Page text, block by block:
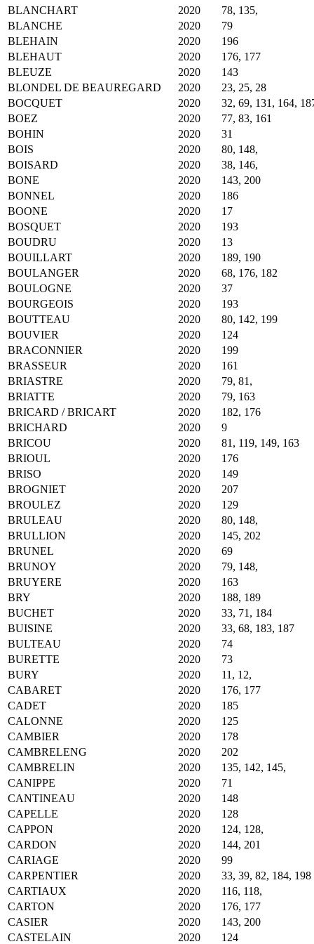
BLANCHART
2020
78, 135,
BLANCHE
2020
79
BLEHAIN
2020
196
BLEHAUT
2020
176, 177
BLEUZE
2020
143
BLONDEL DE BEAUREGARD
2020
23, 25, 28
BOCQUET
2020
32, 69, 131, 164,
BOEZ
2020
77, 83, 161
BOHIN
2020
31
BOIS
2020
80, 148,
BOISARD
2020
38, 146,
BONE
2020
143, 200
BONNEL
2020
186
BOONE
2020
17
BOSQUET
2020
193
BOUDRU
2020
13
BOUILLART
2020
189, 190
BOULANGER
2020
68, 176, 182
BOULOGNE
2020
37
BOURGEOIS
2020
193
BOUTTEAU
2020
80, 142, 199
BOUVIER
2020
124
BRACONNIER
2020
199
BRASSEUR
2020
161
BRIASTRE
2020
79, 81,
BRIATTE
2020
79, 163
BRICARD / BRICART
2020
182, 176
BRICHARD
2020
9
BRICOU
2020
81, 119, 149, 163
BRIOUL
2020
176
BRISO
2020
149
BROGNIET
2020
207
BROULEZ
2020
129
BRULEAU
2020
80, 148,
BRULLION
2020
145, 202
BRUNEL
2020
69
BRUNOY
2020
79, 148,
BRUYERE
2020
163
BRY
2020
188, 189
BUCHET
2020
33, 71, 184
BUISINE
2020
33, 68, 183, 187
BULTEAU
2020
74
BURETTE
2020
73
BURY
2020
11, 12,
CABARET
2020
176, 177
CADET
2020
185
CALONNE
2020
125
CAMBIER
2020
178
CAMBRELENG
2020
202
CAMBRELIN
2020
135, 142, 145,
CANIPPE
2020
71
CANTINEAU
2020
148
CAPELLE
2020
128
CAPPON
2020
124, 128,
CARDON
2020
144, 201
CARIAGE
2020
99
CARPENTIER
2020
33, 39, 82, 184, 198
CARTIAUX
2020
116, 118,
CARTON
2020
176, 177
CASIER
2020
143, 200
CASTELAIN
2020
124